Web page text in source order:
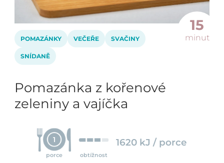
15
minut
POMAZÁNKY VEČEŘE SVAČINY
SNÍDANĚ
Pomazánka z kořenové
zeleniny a vajíčka
1
porce obtížnost
1620 kJ / porce